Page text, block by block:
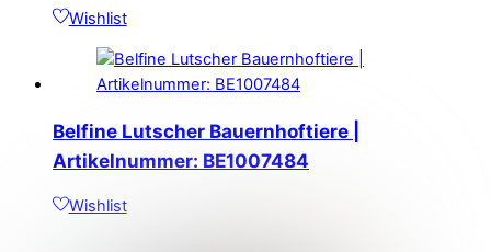
Wishlist
Belfine Lutscher Bauernhoftiere |
Artikelnummer: BE1007484
Wishlist